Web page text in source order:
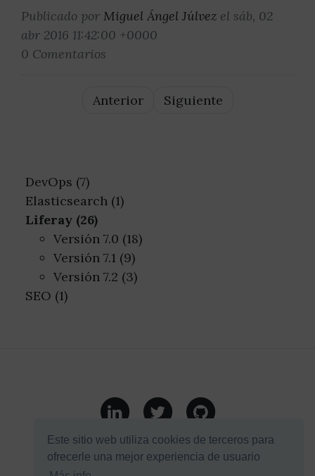
Este sitio web utiliza cookies de terceros para
ofrecerle una mejor experiencia de usuario
Publicado por Miguel Ángel Júlvez el sáb, 02
abr 2016 11:42:00 +0000
0 Comentarios
Anterior Siguiente
DevOps (7)
Elasticsearch (1)
Liferay (26)
Versión 7.0 (18)
Versión 7.1 (9)
Versión 7.2 (3)
SEO (1)
Mapa web Política de cookies